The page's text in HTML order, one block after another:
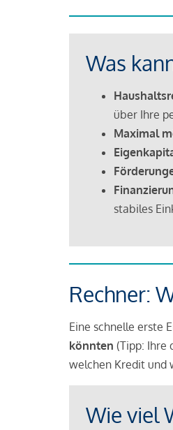
Was
über Ihre
Maximal
stabiles
Rechner:
Eine schnelle erste
könnten (Tipp: Ihre
welchen Kredit und
Wie viel